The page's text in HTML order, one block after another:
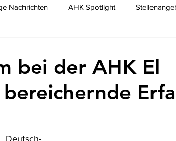
Nachrichten AHK Spotlight
bei der AHK El